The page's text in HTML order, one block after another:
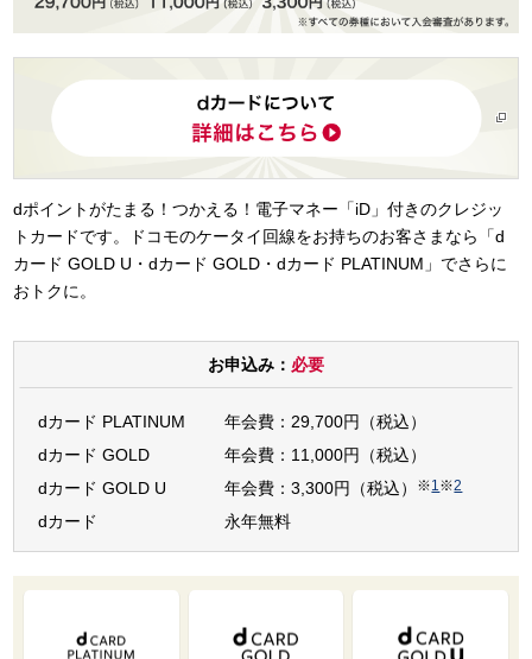
dポイントがたまる！つかえる！電子マネー「iD」付きのクレジッ
トカードです。ドコモのケータイ回線をお持ちのお客さまなら「d
カード GOLD U・dカード GOLD・dカード PLATINUM」でさらに
おトクに。
お申込み： 必要
dカード PLATINUM
年会費：29,700円（税込）
dカード GOLD
年会費：11,000円（税込）
dカード GOLD U
年会費：3,300円（税込） ※1※2
dカード 永年無料